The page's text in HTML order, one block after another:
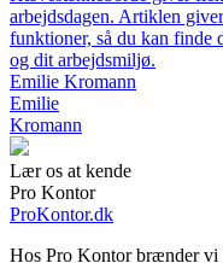
arbejdsdagen. Artiklen
funktioner, så du kan finde
og dit arbejdsmiljø.
Emilie Kromann
Emilie
Kromann
Lær os at kende
Pro Kontor
ProKontor.dk
Hos Pro Kontor brænder vi